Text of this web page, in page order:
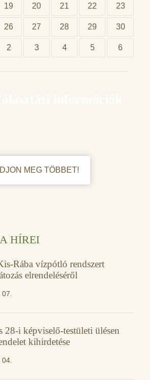
19 20 21 22 23
26 27 28 29 30
2 3 4 5 6
MEG TÖBBET!
HÍREI
Rába vízpótló rendszert
elrendeléséről
i képviselő-testületi ülésen
kihirdetése